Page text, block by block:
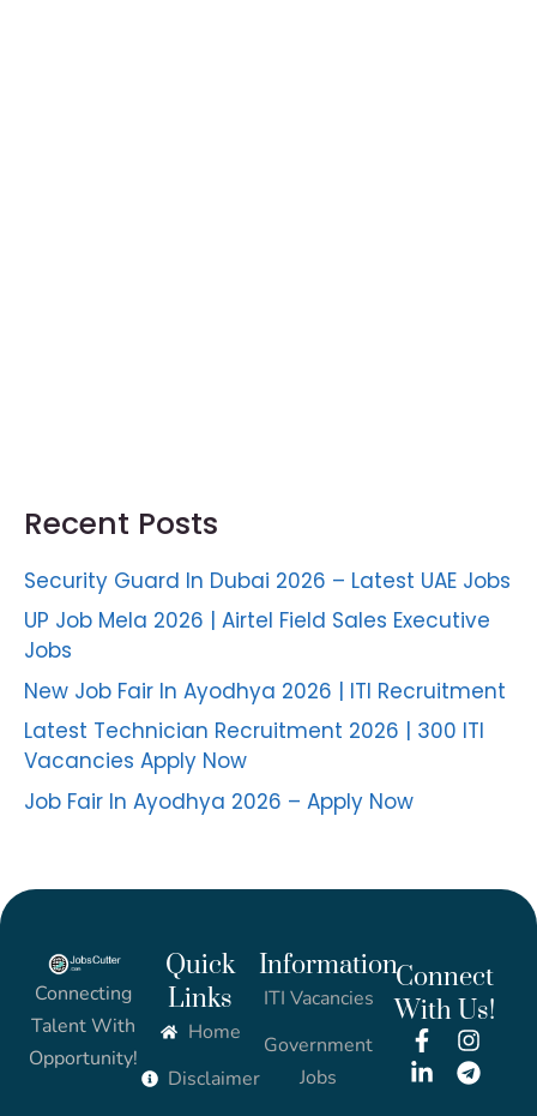
Recent Posts
Security Guard In Dubai 2026 – Latest UAE Jobs
UP Job Mela 2026 | Airtel Field Sales Executive
Jobs
New Job Fair In Ayodhya 2026 | ITI Recruitment
Latest Technician Recruitment 2026 | 300 ITI
Vacancies Apply Now
Job Fair In Ayodhya 2026 – Apply Now
Connecting
Talent With
Opportunity!
Quick
Links
Home
Disclaimer
Information
ITI Vacancies
Government
Jobs
Connect
With Us!